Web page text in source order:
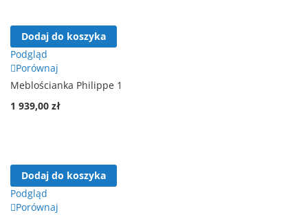
Dodaj do koszyka
Podgląd
Porównaj
Meblościanka Philippe 1
1 939,00 zł
Dodaj do koszyka
Podgląd
Porównaj